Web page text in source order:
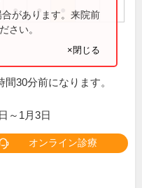
● ●
があります。来院前
さい。
×閉じる
30分前になります。
～1月3日
オンライン診療